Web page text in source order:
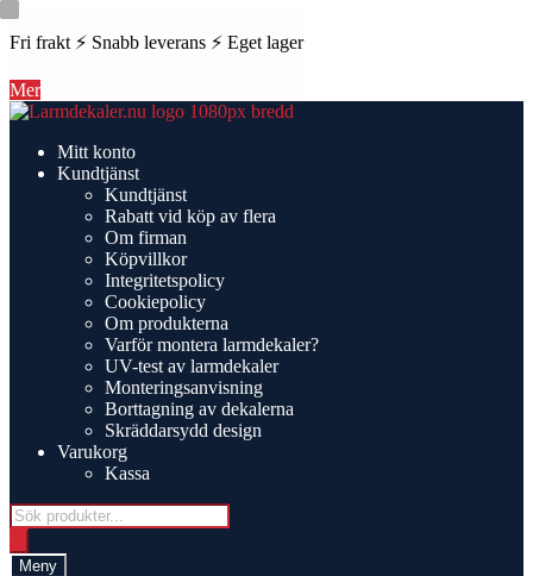
Fri frakt ⚡ Snabb leverans ⚡ Eget lager
Mer
Hoppa
navigering
Hoppa
innehållMitt konto
Kundtjänst
Kundtjänst
Rabatt vid köp av flera
Om firman
Köpvillkor
Integritetspolicy
Cookiepolicy
Om produkterna
Varför montera larmdekaler?
UV-test av larmdekaler
Monteringsanvisning
Borttagning av dekalerna
Skräddarsydd design
Varukorg
Kassa
Products
search
Meny